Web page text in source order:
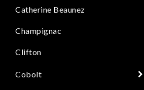
Catherine Beaunez
Champignac
Clifton
Cobolt